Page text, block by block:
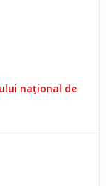
național de